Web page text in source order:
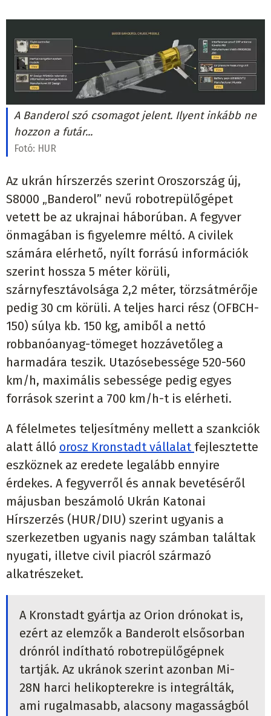
A Banderol szó csomagot jelent. Ilyent inkább ne
hozzon a futár...
Fotó: HUR
Az ukrán hírszerzés szerint Oroszország új,
S8000 „Banderol” nevű robotrepülőgépet
vetett be az ukrajnai háborúban. A fegyver
önmagában is figyelemre méltó. A civilek
számára elérhető, nyílt forrású információk
szerint hossza 5 méter körüli,
szárnyfesztávolsága 2,2 méter, törzsátmérője
pedig 30 cm körüli. A teljes harci rész (OFBCH-
150) súlya kb. 150 kg, amiből a nettó
robbanóanyag-tömeget hozzávetőleg a
harmadára teszik. Utazósebessége 520-560
km/h, maximális sebessége pedig egyes
források szerint a 700 km/h-t is elérheti.
A félelmetes teljesítmény mellett a szankciók
alatt álló orosz Kronstadt vállalat fejlesztette
eszköznek az eredete legalább ennyire
érdekes. A fegyverről és annak bevetéséről
májusban beszámoló Ukrán Katonai
Hírszerzés (HUR/DIU) szerint ugyanis a
szerkezetben ugyanis nagy számban találtak
nyugati, illetve civil piacról származó
alkatrészeket.
A Kronstadt gyártja az Orion drónokat is,
ezért az elemzők a Banderolt elsősorban
drónról indítható robotrepülőgépnek
tartják. Az ukránok szerint azonban Mi-
28N harci helikopterekre is integrálták,
ami rugalmasabb, alacsony magasságból